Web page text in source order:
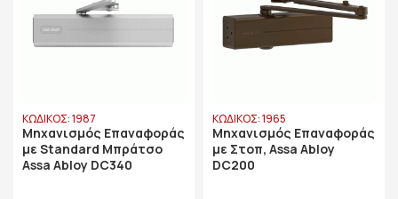
ΚΩΔΙΚΟΣ: 1987
Μηχανισμός Επαναφοράς
με Standard Μπράτσο
Assa Abloy DC340
ΚΩΔΙΚΟΣ: 1965
Μηχανισμός Επαναφοράς
με Στοπ, Assa Abloy
DC200